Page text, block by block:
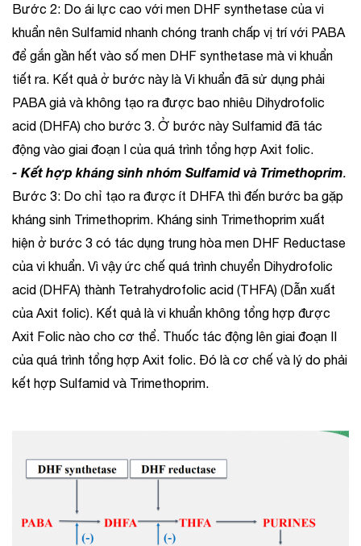
Bước 2: Do ái lực cao với men DHF synthetase của vi
khuẩn nên Sulfamid nhanh chóng tranh chấp vị trí với PABA
để gắn gần hết vào số men DHF synthetase mà vi khuẩn
tiết ra. Kết quả ở bước này là Vi khuẩn đã sử dụng phải
PABA giả và không tạo ra được bao nhiêu Dihydrofolic
acid (DHFA) cho bước 3. Ở bước này Sulfamid đã tác
động vào giai đoạn I của quá trình tổng hợp Axit folic.
- Kết hợp kháng sinh nhóm Sulfamid và Trimethoprim.
Bước 3: Do chỉ tạo ra được ít DHFA thì đến bước ba gặp
kháng sinh Trimethoprim. Kháng sinh Trimethoprim xuất
hiện ở bước 3 có tác dụng trung hòa men DHF Reductase
của vi khuẩn. Vì vậy ức chế quá trình chuyển Dihydrofolic
acid (DHFA) thành Tetrahydrofolic acid (THFA) (Dẫn xuất
của Axit folic). Kết quả là vi khuẩn không tổng hợp được
Axit Folic nào cho cơ thể. Thuốc tác động lên giai đoạn II
của quá trình tổng hợp Axit folic. Đó là cơ chế và lý do phải
kết hợp Sulfamid và Trimethoprim.